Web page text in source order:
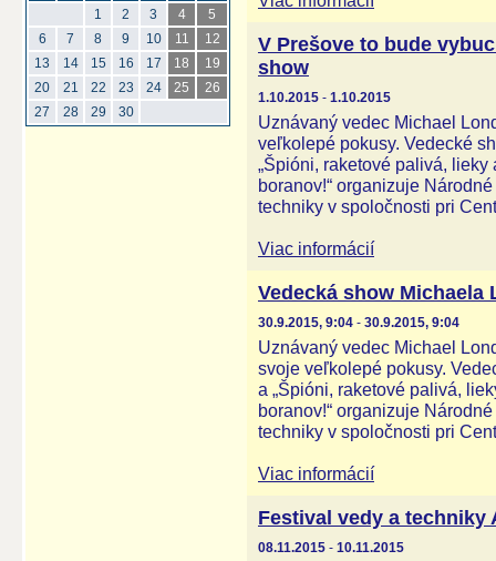
1
2 3 4
5
6
7 8 9 10 11
12
13
14 15 16 17 18
19
20
21 22 23 24 25
26
27
28 29 30
V Prešove to bude
show
1.10.2015 - 1.10.2015
Uznávaný vedec Michael
veľkolepé pokusy. Vedecké
„Špióni, raketové palivá,
boranov!“ organizuje
techniky v spoločnosti pri
Viac informácií
Vedecká show
30.9.2015, 9:04 - 30.9.2015, 9:04
Uznávaný vedec Michael
svoje veľkolepé pokusy.
a „Špióni, raketové palivá,
boranov!“ organizuje
techniky v spoločnosti pri
Viac informácií
Festival vedy a techniky
08.11.2015 - 10.11.2015